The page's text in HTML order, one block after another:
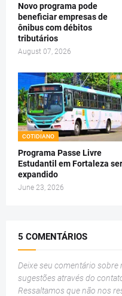
Novo programa pode
beneficiar empresas de
ônibus com débitos
tributários
August 07, 2026
COTIDIANO
Programa Passe Livre
Estudantil em Fortaleza
expandido
June 23, 2026
5 COMENTÁRIOS
Deixe seu comentário
sugestões através do
Ressaltamos que não nos